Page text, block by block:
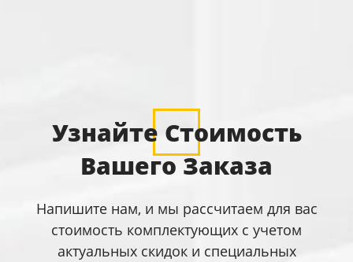
Узнайте Стоимость
Вашего Заказа
Напишите нам, и мы рассчитаем для вас
стоимость комплектующих с учетом
актуальных скидок и специальных